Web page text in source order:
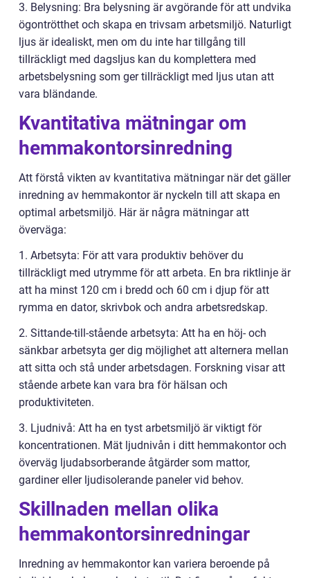
3. Belysning: Bra belysning är avgörande för att undvika
ögontrötthet och skapa en trivsam arbetsmiljö. Naturligt
ljus är idealiskt, men om du inte har tillgång till
tillräckligt med dagsljus kan du komplettera med
arbetsbelysning som ger tillräckligt med ljus utan att
vara bländande.
Kvantitativa mätningar om
hemmakontorsinredning
Att förstå vikten av kvantitativa mätningar när det gäller
inredning av hemmakontor är nyckeln till att skapa en
optimal arbetsmiljö. Här är några mätningar att
överväga:
1. Arbetsyta: För att vara produktiv behöver du
tillräckligt med utrymme för att arbeta. En bra riktlinje är
att ha minst 120 cm i bredd och 60 cm i djup för att
rymma en dator, skrivbok och andra arbetsredskap.
2. Sittande-till-stående arbetsyta: Att ha en höj- och
sänkbar arbetsyta ger dig möjlighet att alternera mellan
att sitta och stå under arbetsdagen. Forskning visar att
stående arbete kan vara bra för hälsan och
produktiviteten.
3. Ljudnivå: Att ha en tyst arbetsmiljö är viktigt för
koncentrationen. Mät ljudnivån i ditt hemmakontor och
överväg ljudabsorberande åtgärder som mattor,
gardiner eller ljudisolerande paneler vid behov.
Skillnaden mellan olika
hemmakontorsinredningar
Inredning av hemmakontor kan variera beroende på